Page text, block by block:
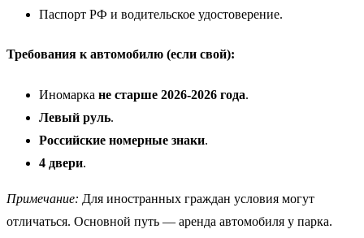
Паспорт РФ и водительское удостоверение.
Требования к автомобилю (если свой):
Иномарка не старше 2026-2026 года.
Левый руль.
Российские номерные знаки.
4 двери.
Примечание: Для иностранных граждан условия могут
отличаться. Основной путь — аренда автомобиля у парка.